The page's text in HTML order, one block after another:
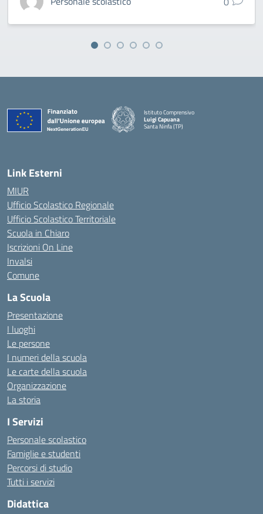
Istituto Comprensivo
Luigi Capuana
Santa Ninfa (TP)
Link Esterni
MIUR
Ufficio Scolastico Regionale
Ufficio Scolastico Territoriale
Scuola in Chiaro
Iscrizioni On Line
Invalsi
Comune
La Scuola
Presentazione
I luoghi
Le persone
I numeri della scuola
Le carte della scuola
Organizzazione
La storia
I Servizi
Personale scolastico
Famiglie e studenti
Percorsi di studio
Tutti i servizi
Didattica